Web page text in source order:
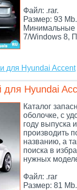
Файл: .rar.
Размер: 93 Mb.
Минимальные
7/Windows 8,
для Hyundai Accent
для Hyundai
Каталог
оболочке, с
году выпуска
производить
названию, а
поиска в
нужных
Файл: .rar
Размер: 81 Mb.